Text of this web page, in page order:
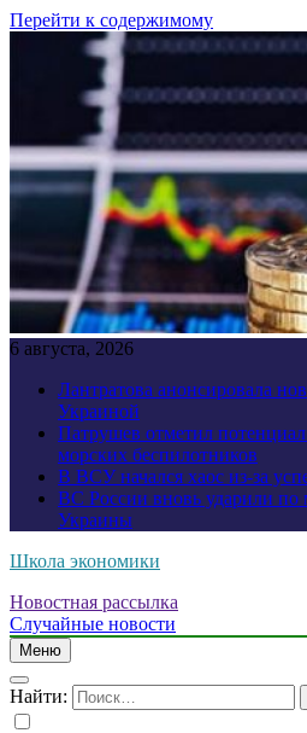
Перейти к содержимому
6 августа, 2026
Лантратова анонсировала
Украиной
Патрушев отметил
морских беспилотников
В ВСУ начался хаос из-за
ВС России вновь ударили по
Украины
Школа экономики
Новостная рассылка
Случайные новости
Меню
Найти: